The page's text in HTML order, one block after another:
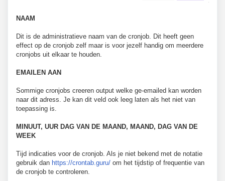
NAAM
Dit is de administratieve naam van de cronjob. Dit heeft geen
effect op de cronjob zelf maar is voor jezelf handig om meerdere
cronjobs uit elkaar te houden.
EMAILEN AAN
Sommige cronjobs creeren output welke ge-emailed kan worden
naar dit adress. Je kan dit veld ook leeg laten als het niet van
toepassing is.
MINUUT, UUR DAG VAN DE MAAND, MAAND, DAG VAN DE
WEEK
Tijd indicaties voor de cronjob. Als je niet bekend met de notatie
gebruik dan https://crontab.guru/ om het tijdstip of frequentie van
de cronjob te controleren.